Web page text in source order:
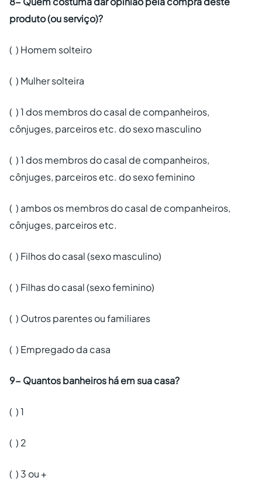
produto (ou serviço)?
( ) Homem solteiro
( ) Mulher solteira
( ) 1 dos membros do casal de companheiros,
cônjuges, parceiros etc. do sexo masculino
( ) 1 dos membros do casal de companheiros,
cônjuges, parceiros etc. do sexo feminino
( ) ambos os membros do casal de companheiros,
cônjuges, parceiros etc.
( ) Filhos do casal (sexo masculino)
( ) Filhas do casal (sexo feminino)
( ) Outros parentes ou familiares
( ) Empregado da casa
9- Quantos banheiros há em sua casa?
( ) 1
( ) 2
( ) 3 ou +